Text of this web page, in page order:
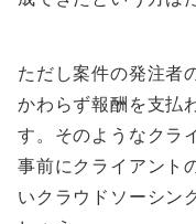
ただし案件の発注者
かわらず報酬を支払
す。そのようなクラ
事前にクライアント
いクラウドソーシン